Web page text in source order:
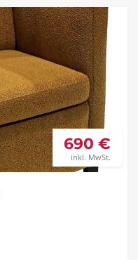
690 €
inkl. MwSt.